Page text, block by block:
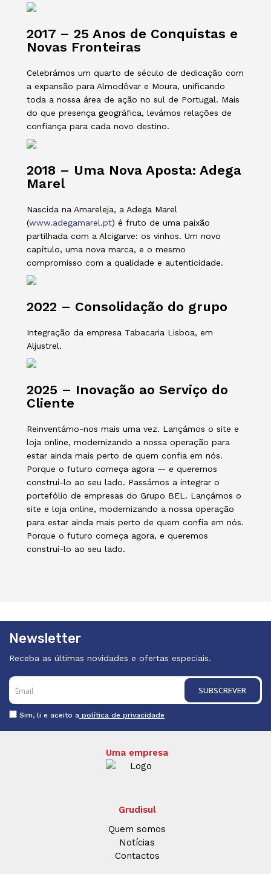
2017 – 25 Anos de Conquistas e
Novas Fronteiras
Celebrámos um quarto de século de dedicação com
a expansão para Almodôvar e Moura, unificando
toda a nossa área de ação no sul de Portugal. Mais
do que presença geográfica, levámos relações de
confiança para cada novo destino.
2018 – Uma Nova Aposta: Adega
Marel
Nascida na Amareleja, a Adega Marel
(www.adegamarel.pt) é fruto de uma paixão
partilhada com a Alcigarve: os vinhos. Um novo
capítulo, uma nova marca, e o mesmo
compromisso com a qualidade e autenticidade.
2022 – Consolidação do grupo
Integração da empresa Tabacaria Lisboa, em
Aljustrel.
2025 – Inovação ao Serviço do
Cliente
Reinventámo-nos mais uma vez. Lançámos o site e
loja online, modernizando a nossa operação para
estar ainda mais perto de quem confia em nós.
Porque o futuro começa agora — e queremos
construí-lo ao seu lado. Passámos a integrar o
portefólio de empresas do Grupo BEL. Lançámos o
site e loja online, modernizando a nossa operação
para estar ainda mais perto de quem confia em nós.
Porque o futuro começa agora, e queremos
construí-lo ao seu lado.
Newsletter
Receba as últimas novidades e ofertas especiais.
SUBSCREVER
Sim, li e aceito a política de privacidade
Uma empresa
Grudisul
Quem somos
Notícias
Contactos